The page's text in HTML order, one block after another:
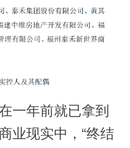
一年前就已拿到
业现实中，“终结